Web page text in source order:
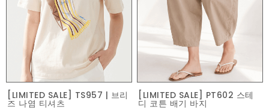
[LIMITED SALE] TS957 | 브리
즈 나염 티셔츠
[LIMITED SALE] PT602 스테
디 코튼 배기 바지